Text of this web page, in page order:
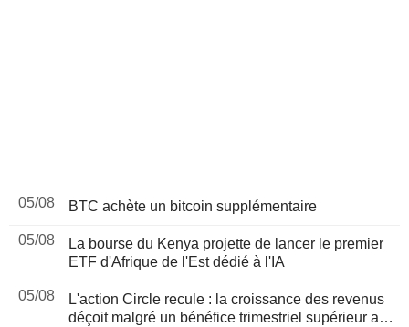
05/08 BTC achète un bitcoin supplémentaire
05/08
La bourse du Kenya projette de lancer le premier
ETF d'Afrique de l'Est dédié à l'IA
05/08
L'action Circle recule : la croissance des revenus
déçoit malgré un bénéfice trimestriel supérieur aux